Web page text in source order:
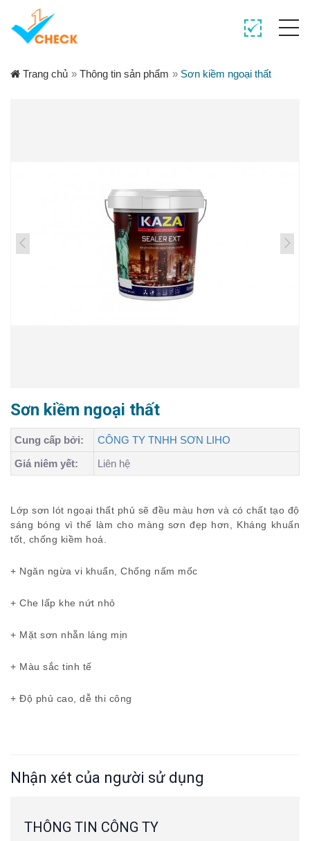
Trang chủ » Thông tin sản phẩm » Sơn kiềm ngoại thất
Sơn kiềm ngoại thất
Cung cấp bởi:
CÔNG TY TNHH SƠN LIHO
Giá niêm yết:
Liên hệ
Lớp sơn lót ngoại thất phủ sẽ đều màu hơn và có chất tạo độ
sáng bóng vì thế làm cho màng sơn đẹp hơn, Kháng khuấn
tốt, chống kiềm hoá.
+ Ngăn ngừa vi khuẩn, Chống nấm mốc
+ Che lấp khe nứt nhỏ
+ Mặt sơn nhẵn láng mịn
+ Màu sắc tinh tế
+ Độ phủ cao, dễ thi công
Nhận xét của người sử dụng
THÔNG TIN CÔNG TY